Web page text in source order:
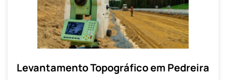
Levantamento Topográfico em Pedreira